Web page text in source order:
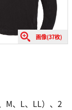
画像(37枚)
M、L、LL）、2